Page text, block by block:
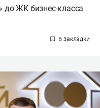
до ЖК бизнес-класса